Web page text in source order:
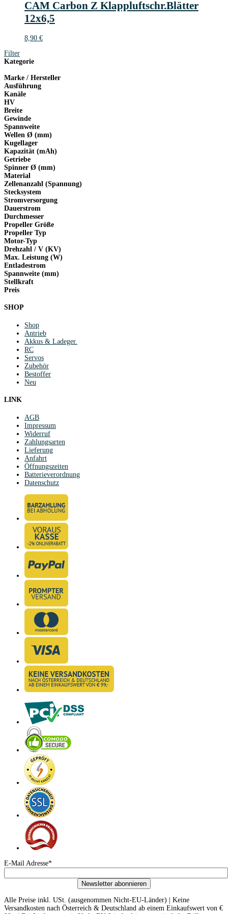
CAM Carbon Z Klappluftschr.Blätter
12x6,5
8,90 €
Filter
Kategorie
Marke / Hersteller
Ausführung
Kanäle
HV
Breite
Gewinde
Spannweite
Wellen Ø (mm)
Kugellager
Kapazität (mAh)
Getriebe
Spinner Ø (mm)
Material
Zellenanzahl (Spannung)
Stecksystem
Stromversorgung
Dauerstrom
Durchmesser
Propeller Größe
Propeller Typ
Motor-Typ
Drehzahl / V (KV)
Max. Leistung (W)
Entladestrom
Spannweite (mm)
Stellkraft
Preis
SHOP
Shop
Antrieb
Akkus & Ladeger.
RC
Servos
Zubehör
Bestoffer
Neu
LINK
AGB
Impressum
Widerruf
Zahlungsarten
Lieferung
Anfahrt
Öffnungszeiten
Batterieverordnung
Datenschutz
E-Mail Adresse*
Newsletter abonnieren
Alle Preise inkl. USt. (ausgenommen Nicht-EU-Länder) | Keine
Versandkosten nach Österreich & Deutschland ab einem Einkaufswert von €